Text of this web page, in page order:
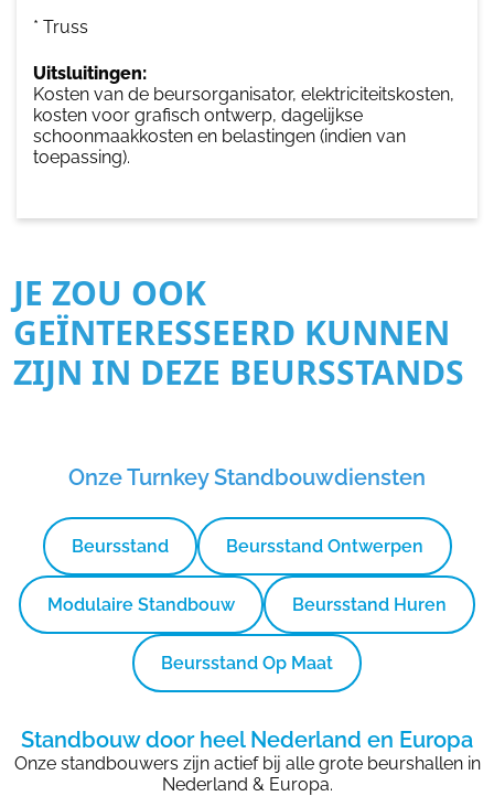
* Truss
Uitsluitingen:
Kosten van de beursorganisator, elektriciteitskosten,
kosten voor grafisch ontwerp, dagelijkse
schoonmaakkosten en belastingen (indien van
toepassing).
JE ZOU OOK
GEÏNTERESSEERD KUNNEN
ZIJN IN DEZE BEURSSTANDS
Onze Turnkey Standbouwdiensten
Beursstand Beursstand Ontwerpen
Modulaire Standbouw Beursstand Huren
Beursstand Op Maat
Standbouw door heel Nederland en Europa
Onze standbouwers zijn actief bij alle grote beurshallen in
Nederland & Europa.